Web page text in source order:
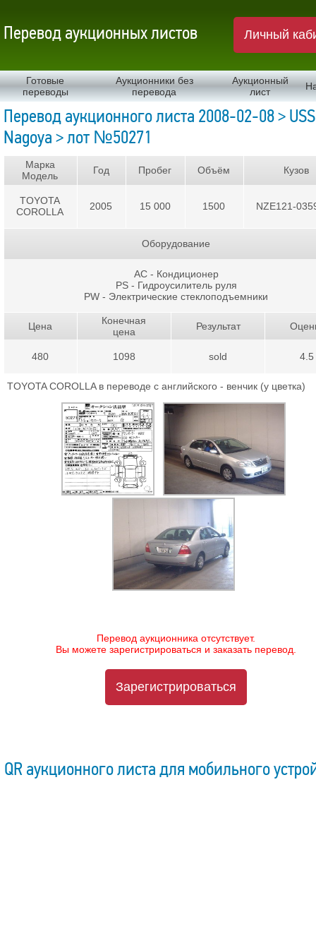
Перевод аукционных листов Личный
Готовые
переводы
Аукционники без
перевода
Аукционный
лист
Перевод аукционного листа 2008-02-08 > USS
Nagoya > лот №50271
Марка
Модель
TOYOTA
COROLLA
Год
2005
Пробег
15 000
Объём
1500
Кузов
NZE121-
Оборудование
AC - Кондиционер
PS - Гидроусилитель руля
PW - Электрические стеклоподъемники
Цена
480
Конечная
цена
1098
Результат
sold 4.5
TOYOTA COROLLA в переводе с английского - венчик (у цветка)
Перевод аукционника отсутствует.
Вы можете зарегистрироваться и заказать перевод.
Зарегистрироваться
QR аукционного листа для мобильного